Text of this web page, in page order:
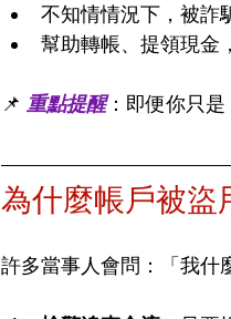
不知情情況下，被詐
幫助轉帳、提領現金
📌 重點提醒：即便你只是
為什麼帳戶被盜
許多當事人會問：「我什